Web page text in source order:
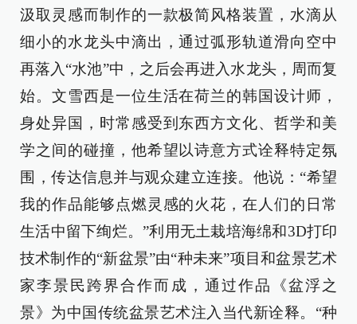
汲取灵感而制作的一款极简风格装置，水滴从
细小的水龙头中滴出，通过弧形轨道滑向空中
再落入“水池”中，之后会再进入水龙头，周而复
始。文雪西是一位生活在荷兰的韩国设计师，
身处异国，时常感受到东西方文化、哲学和美
学之间的碰撞，他希望以诗意方式诠释特定氛
围，传达信息并与观众建立连接。他说：“希望
我的作品能够点燃灵感的火花，在人们的日常
生活中留下绚烂。”利用无土栽培海绵和3D打印
技术制作的“新盆景”由“种未来”项目和盆景艺术
家李景民跨界合作而成，通过作品《盆浮之
景》为中国传统盆景艺术注入当代新诠释。“种